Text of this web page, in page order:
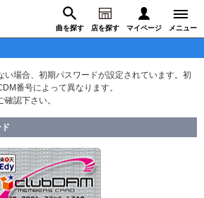
曲を探す 店を探す マイページ メニュー
す 録音からさがす
閉じる
ログイン
ービス
画
い場合、初期パスワードが設定されています。初
番号によって異なります。
認下さい。